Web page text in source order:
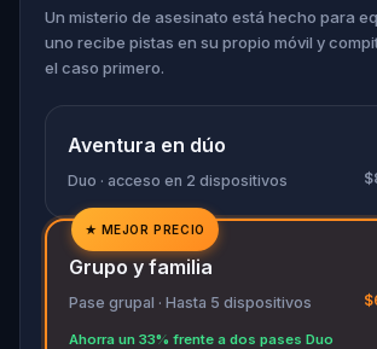
🔎Reúne pistas, interroga a los
desenmascara al verdadero
que vuelva a atacar. Asegúrate de
Un misterio de asesinato está hecho para
uno recibe pistas en su propio móvil y
el caso primero.
Aventura en dúo
Duo · acceso en 2 dispositivos
✓
✓
★ MEJOR PRECIO
Grupo y familia
Pase grupal · Hasta 5 dispositivos
Ahorra un 33% frente a dos pases Duo